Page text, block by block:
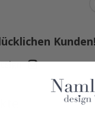
Kunden!